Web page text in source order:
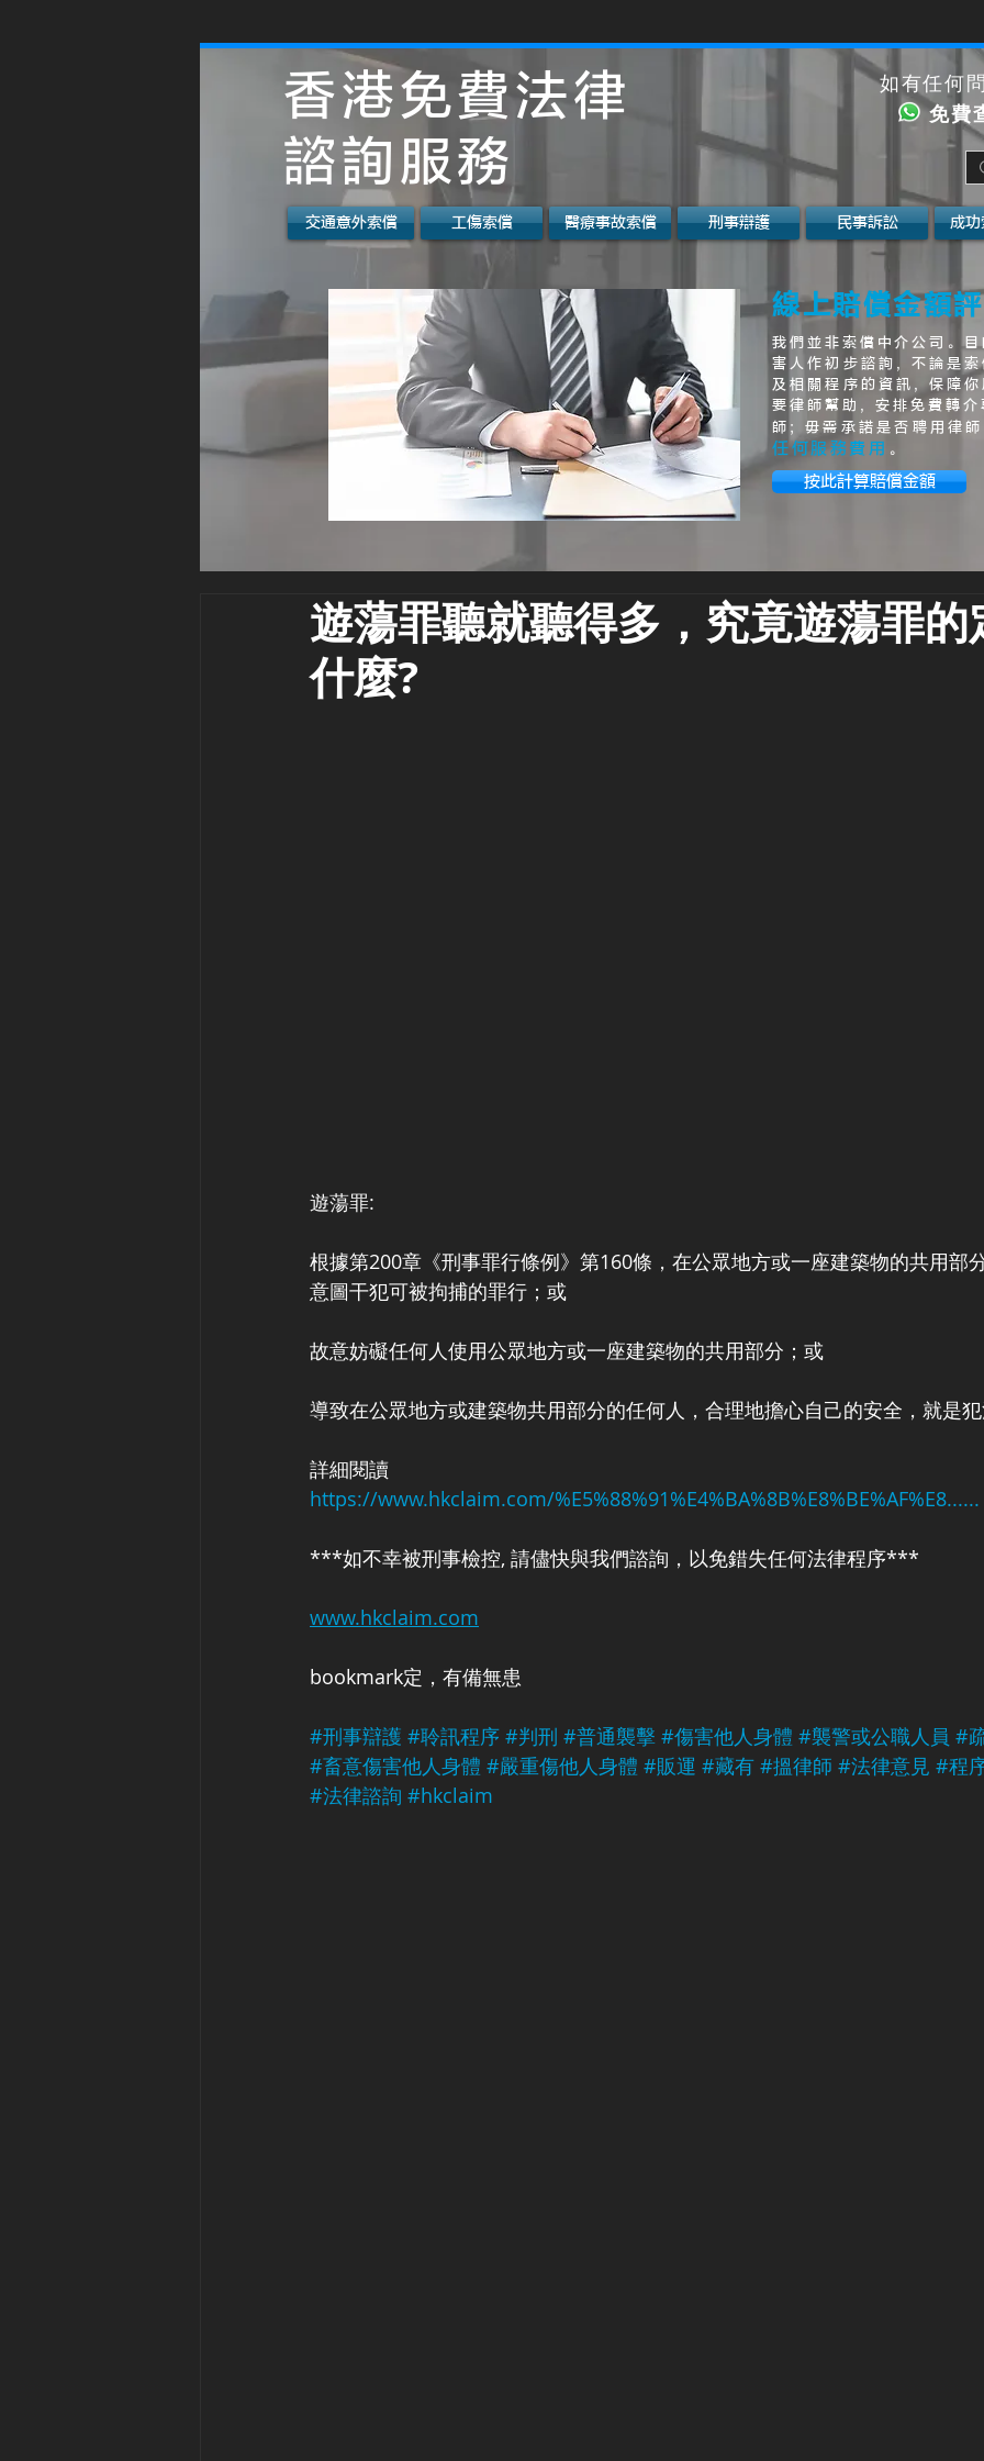
香港免費法律
諮詢服務
如有任何
免費
交通意外索償 工傷索償 醫療事故索償 刑事辯護 民事訴訟 成功
線上賠償金額
我們並非索償中介公司。
害人作初步諮詢, 不論是
及相關程序的資訊, 保障
要律師幫助, 安排免費轉
師; 毋需承諾是否聘用律
任何服務費用 。
按此計算賠償金額
遊蕩罪聽就聽得多，究竟遊蕩罪的
什麼?
遊蕩罪:
根據第200章《刑事罪行條例》第160條，在公眾地方或一座建築物的共用部
意圖干犯可被拘捕的罪行；或
故意妨礙任何人使用公眾地方或一座建築物的共用部分；或
導致在公眾地方或建築物共用部分的任何人，合理地擔心自己的安全，就是
詳細閱讀
https://www.hkclaim.com/%E5%88%91%E4%BA%8B%E8%BE%AF%E8......
***如不幸被刑事檢控, 請儘快與我們諮詢，以免錯失任何法律程序***
www.hkclaim.com
bookmark定，有備無患
#刑事辯護 #聆訊程序 #判刑 #普通襲擊 #傷害他人身體 #襲警或公職人員 #
#畜意傷害他人身體 #嚴重傷他人身體 #販運 #藏有 #搵律師 #法律意見 #程
#法律諮詢 #hkclaim